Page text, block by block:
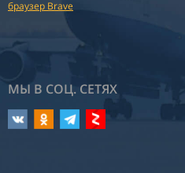
браузер Brave
МЫ В СОЦ. СЕТЯХ